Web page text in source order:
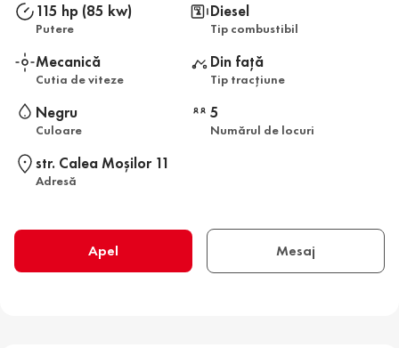
115 hp (85 kw)
Putere
Diesel
Tip combustibil
Mecanică
Cutia de viteze
Din față
Tip tracțiune
Negru
Culoare
5
Numărul de locuri
str. Calea Moşilor 11
Adresă
Apel Mesaj